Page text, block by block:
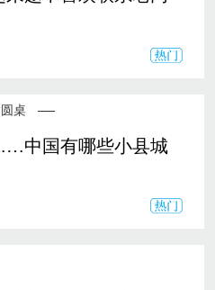
圆桌
中国有哪些小县城